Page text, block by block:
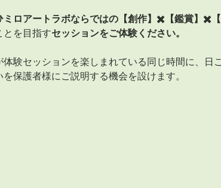
ミロアートラボならではの【創作】✖️【鑑賞】✖️
とを目指すセッションをご体験ください。
体験セッションを楽しまれている同じ時間に、日
保護者様にご説明する機会を設けます。